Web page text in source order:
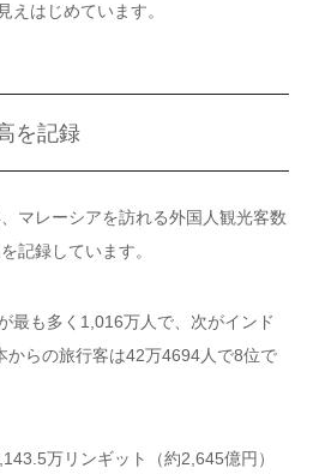
えはじめています。
を記録
マレーシアを訪れる外国人観光客数
記録しています。
最も多く1,016万人で、次がインド
からの旅行客は42万4694人で8位で
万リンギット（約2,645億円）